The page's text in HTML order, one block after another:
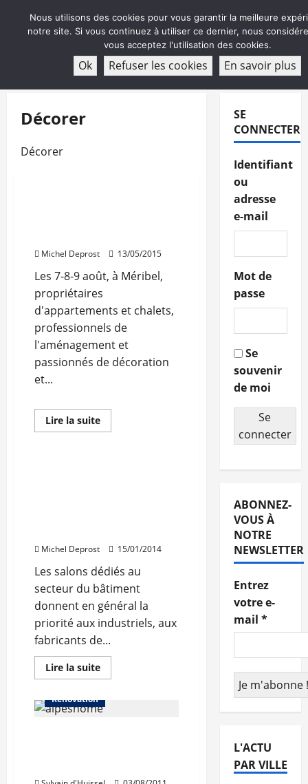
ABONNEMENT
Décorer
Décorer
Actualités
Décorer
Michel Deprost 13/05/2015
Les 7-8-9 août, à Méribel,
propriétaires
d'appartements et chalets,
professionnels de
l'aménagement et
passionnés de décoration
et...
Lire la suiteEn
savoir
en
montagne
Décorer
Travaux
Michel Deprost 15/01/2014
Les salons dédiés au
secteur du bâtiment
donnent en général la
priorité aux industriels, aux
fabricants de...
Lire la suiteEn
savoir
Synergiebat
les
Actualités
Décorer
Rénovation
SE
CONNECTER
Identifiant
ou
adresse
e-mail
Mot de
passe
Se
souvenir
de moi
Se
connecter
ABONNEZ-
VOUS À
NOTRE
NEWSLETTER
Entrez
votre e-
mail *
L'ACTU
PAR VILLE
Nous utilisons des cookies pour vous garantir la meilleure
notre site. Si vous continuez à utiliser ce dernier, nous
vous acceptez l'utilisation des cookies.
Ok Refuser les cookies En savoir plus